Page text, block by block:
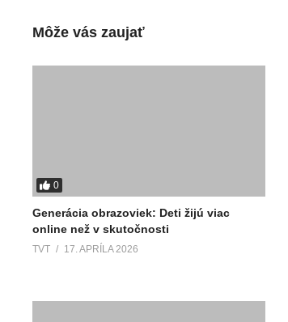
Môže vás zaujať
0
Generácia obrazoviek: Deti žijú viac
online než v skutočnosti
TVT 17. APRÍLA 2026